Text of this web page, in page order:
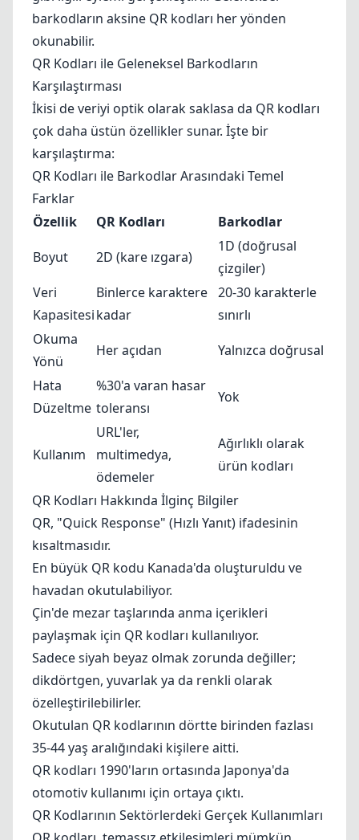
barkodların aksine QR kodları her yönden
okunabilir.
QR Kodları ile Geleneksel Barkodların
Karşılaştırması
İkisi de veriyi optik olarak saklasa da QR kodları
çok daha üstün özellikler sunar. İşte bir
karşılaştırma:
QR Kodları ile Barkodlar Arasındaki Temel
Farklar
Özellik
QR Kodları
Barkodlar
Boyut
2D (kare ızgara)
1D (doğrusal
çizgiler)
Veri
Kapasitesi
Binlerce karaktere
kadar
20-30 karakterle
sınırlı
Okuma
Yönü
Her açıdan
Yalnızca doğrusal
Hata
Düzeltme
%30'a varan hasar
toleransı
Yok
Kullanım
URL'ler,
multimedya,
ödemeler
Ağırlıklı olarak
ürün kodları
QR Kodları Hakkında İlginç Bilgiler
QR, "Quick Response" (Hızlı Yanıt) ifadesinin
kısaltmasıdır.
En büyük QR kodu Kanada'da oluşturuldu ve
havadan okutulabiliyor.
Çin'de mezar taşlarında anma içerikleri
paylaşmak için QR kodları kullanılıyor.
Sadece siyah beyaz olmak zorunda değiller;
dikdörtgen, yuvarlak ya da renkli olarak
özelleştirilebilirler.
Okutulan QR kodlarının dörtte birinden fazlası
35-44 yaş aralığındaki kişilere aitti.
QR kodları 1990'ların ortasında Japonya'da
otomotiv kullanımı için ortaya çıktı.
QR Kodlarının Sektörlerdeki Gerçek Kullanımları